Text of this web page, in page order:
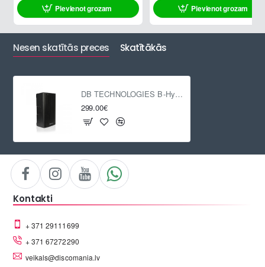
Pievienot grozam Pievienot grozam
Nesen skatītās preces Skatītākās
DB TECHNOLOGIES B-Hype 12
299.00€
Kontakti
+ 371 29111699
+ 371 67272290
veikals@discomania.lv